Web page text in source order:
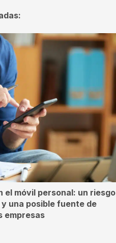
el móvil personal: un riesgo
una posible fuente de
empresas